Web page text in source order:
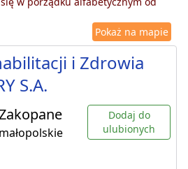
Pokaż na mapie
i Zdrowia
S.A.
małopolskie
Dodaj do
ulubionych